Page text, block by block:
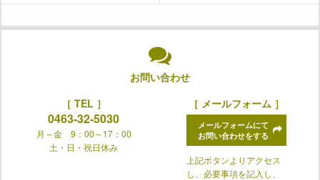
お問い合わせ
［ TEL ］
0463-32-5030
月～金 9：00～17：00
土・日・祝日休み
［ メールフォーム ］
メールフォームにて
お問い合わせをする
上記ボタンよりアクセス
し、必要事項を記入し、